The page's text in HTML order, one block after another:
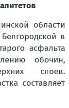
области
в
асфальта
обочин,
слоев.
составляет